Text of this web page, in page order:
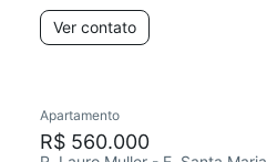
Ver contato
Apartamento
R$ 560.000